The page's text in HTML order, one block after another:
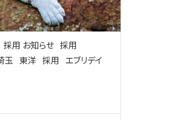
採用 お知らせ 採用
玉 東洋 採用 エブリデイ